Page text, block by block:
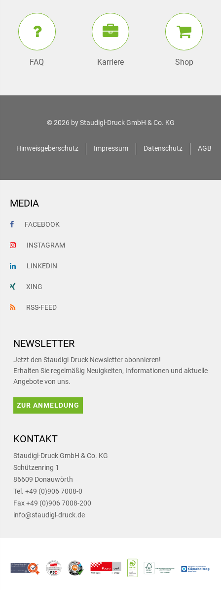
FAQ Karriere Shop
© 2026 byStaudigl-Druck GmbH & Co. KG
Hinweisgeberschutz Impressum Datenschutz AGB
MEDIA
FACEBOOK
INSTAGRAM
LINKEDIN
XING
RSS-FEED
NEWSLETTER
Jetzt den Staudigl-Druck Newsletter abonnieren!
Erhalten Sie regelmäßig Neuigkeiten, Informationen und aktuelle
Angebote von uns.
ZUR ANMELDUNG
KONTAKT
Staudigl-Druck GmbH & Co. KG
Schützenring 1
86609 Donauwörth
Tel. +49 (0)906 7008-0
Fax +49 (0)906 7008-200
info@staudigl-druck.de